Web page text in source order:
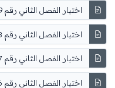
اختبار الفصل الثاني رقم 29
اختبار الفصل الثاني رقم 28
اختبار الفصل الثاني رقم 27
اختبار الفصل الثاني رقم 26